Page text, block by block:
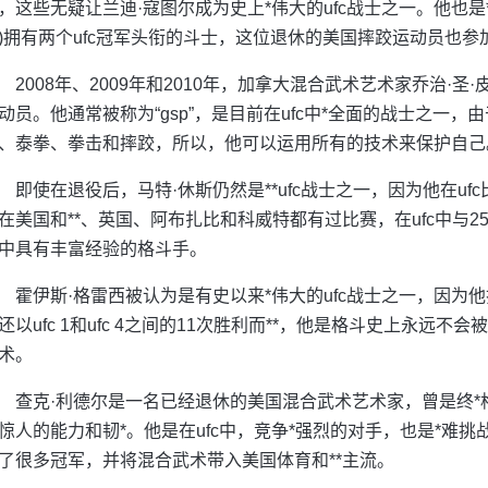
这些无疑让兰迪·寇图尔成为史上*伟大的ufc战士之一。他也
拥有两个ufc冠军头衔的斗士，这位退休的美国摔跤运动员也参
2008年、2009年和2010年，加拿大混合武术艺术家乔治·圣
员。他通常被称为“gsp”，是目前在ufc中*全面的战士之一，
泰拳、拳击和摔跤，所以，他可以运用所有的技术来保护自
即使在退役后，马特·休斯仍然是**ufc战士之一，因为他在
美国和**、英国、阿布扎比和科威特都有过比赛，在ufc中与
具有丰富经验的格斗手。
霍伊斯·格雷西被认为是有史以来*伟大的ufc战士之一，因为
以ufc 1和ufc 4之间的11次胜利而**，他是格斗史上永远不会
。
查克·利德尔是一名已经退休的美国混合武术艺术家，曾是终
人的能力和韧*。他是在ufc中，竞争*强烈的对手，也是*难挑
很多冠军，并将混合武术带入美国体育和**主流。